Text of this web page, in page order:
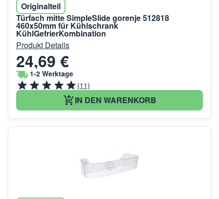
Originalteil
Türfach mitte SimpleSlide gorenje 512818
460x50mm für Kühlschrank
KühlGefrierKombination
Produkt Details
24,69 €
1-2 Werktage
(11)
IN DEN WARENKORB